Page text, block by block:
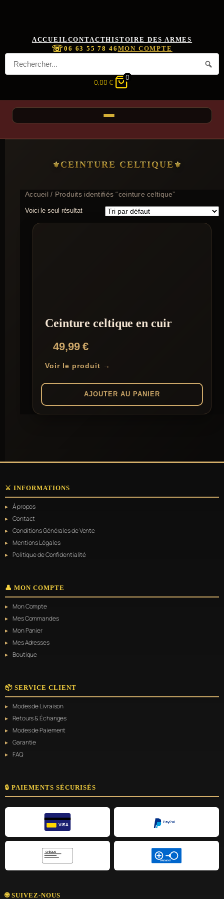
ACCUEIL CONTACTHISTOIRE DES ARMES
☏06 63 55 78 46 MON COMPTE
0,00 €
0
CEINTURE CELTIQUE
Accueil/ Produits identifiés “ceinture celtique”
Voici le seul résultat
Ceinture celtique en cuir
49,99€
Voir le produit →
AJOUTER AU PANIER
⚔️ INFORMATIONS
À propos
Contact
Conditions Générales de Vente
Mentions Légales
Politique de Confidentialité
👤 MON COMPTE
Mon Compte
Mes Commandes
Mon Panier
Mes Adresses
Boutique
📦 SERVICE CLIENT
Modes de Livraison
Retours & Échanges
Modes de Paiement
Garantie
FAQ
🔒 PAIEMENTS SÉCURISÉS
VISA
PayPal
CHÈQUE
VIREMENT
🌐 SUIVEZ-NOUS